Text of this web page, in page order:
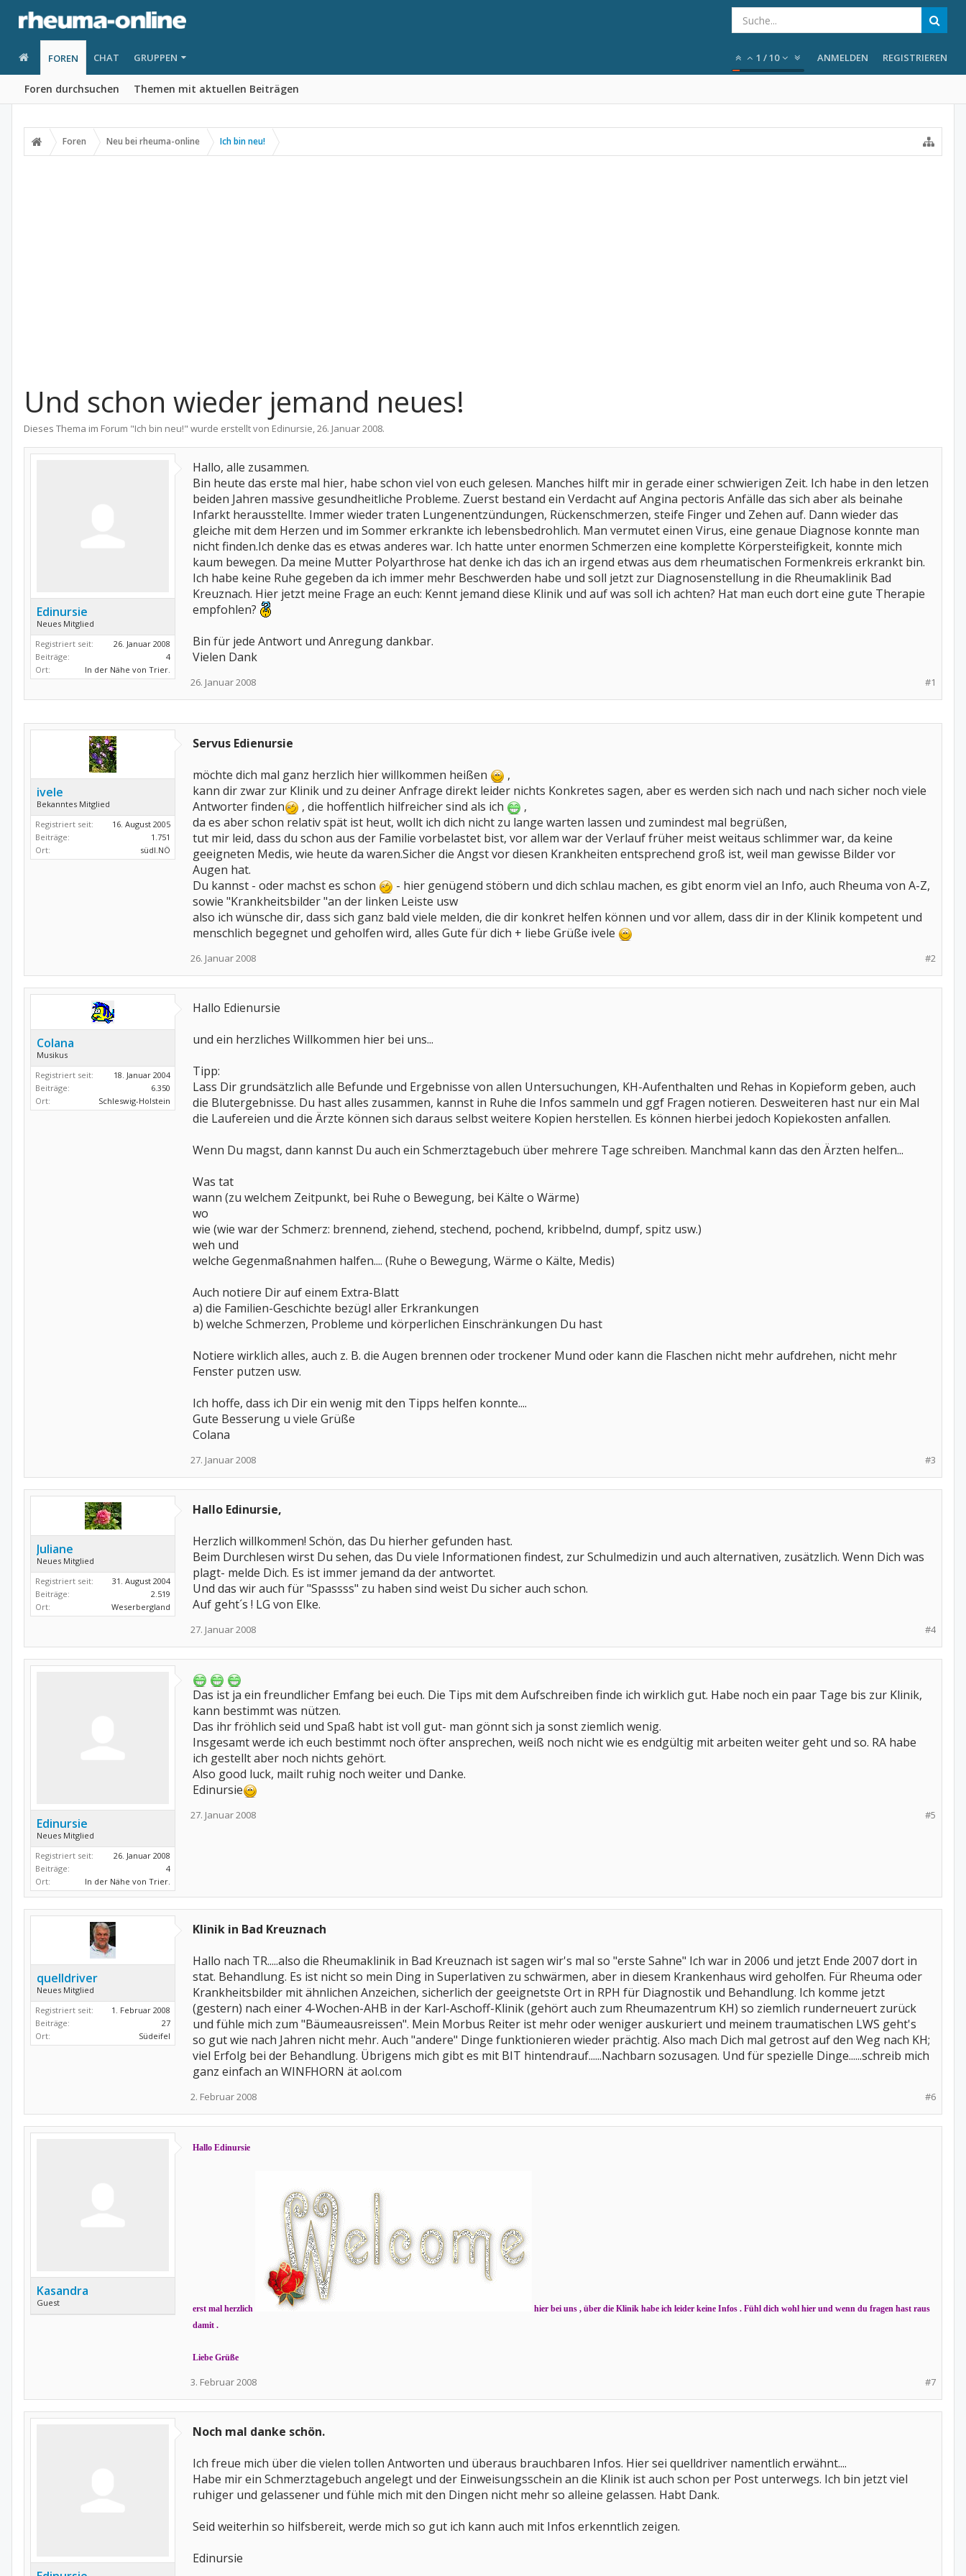
FOREN
Foren durchsuchen Themen mit aktuellen Beiträgen
CHAT GRUPPEN 1 /10 ANMELDEN REGISTRIEREN
Foren Neu bei rheuma-online Ich bin neu!
Und schon wieder jemand neues!
Dieses Thema im Forum "Ich bin neu!" wurde erstellt von Edinursie,26. Januar 2008.
Edinursie
Neues Mitglied
Registriert seit:
26. Januar 2008
Beiträge:
4
Ort:
In der Nähe von Trier.
Hallo, alle zusammen.
Bin heute das erste mal hier, habe schon viel von euch gelesen. Manches hilft mir in gerade einer schwierigen Zeit. Ich habe in den letzen
beiden Jahren massive gesundheitliche Probleme. Zuerst bestand ein Verdacht auf Angina pectoris Anfälle das sich aber als beinahe
Infarkt herausstellte. Immer wieder traten Lungenentzündungen, Rückenschmerzen, steife Finger und Zehen auf. Dann wieder das
gleiche mit dem Herzen und im Sommer erkrankte ich lebensbedrohlich. Man vermutet einen Virus, eine genaue Diagnose konnte man
nicht finden.Ich denke das es etwas anderes war. Ich hatte unter enormen Schmerzen eine komplette Körpersteifigkeit, konnte mich
kaum bewegen. Da meine Mutter Polyarthrose hat denke ich das ich an irgend etwas aus dem rheumatischen Formenkreis erkrankt bin.
Ich habe keine Ruhe gegeben da ich immer mehr Beschwerden habe und soll jetzt zur Diagnosenstellung in die Rheumaklinik Bad
Kreuznach. Hier jetzt meine Frage an euch: Kennt jemand diese Klinik und auf was soll ich achten? Hat man euch dort eine gute Therapie
empfohlen?
Bin für jede Antwort und Anregung dankbar.
Vielen Dank
#1
26. Januar 2008
ivele
Bekanntes Mitglied
Registriert seit:
16. August 2005
Beiträge:
1.751
Ort:
südl.NÖ
Servus Edienursie
möchte dich mal ganz herzlich hier willkommen heißen
,
kann dir zwar zur Klinik und zu deiner Anfrage direkt leider nichts Konkretes sagen, aber es werden sich nach und nach sicher noch viele
Antworter finden
, die hoffentlich hilfreicher sind als ich
,
da es aber schon relativ spät ist heut, wollt ich dich nicht zu lange warten lassen und zumindest mal begrüßen,
tut mir leid, dass du schon aus der Familie vorbelastet bist, vor allem war der Verlauf früher meist weitaus schlimmer war, da keine
geeigneten Medis, wie heute da waren.Sicher die Angst vor diesen Krankheiten entsprechend groß ist, weil man gewisse Bilder vor
Augen hat.
Du kannst - oder machst es schon
- hier genügend stöbern und dich schlau machen, es gibt enorm viel an Info, auch Rheuma von A-Z,
sowie "Krankheitsbilder "an der linken Leiste usw
also ich wünsche dir, dass sich ganz bald viele melden, die dir konkret helfen können und vor allem, dass dir in der Klinik kompetent und
menschlich begegnet und geholfen wird, alles Gute für dich + liebe Grüße ivele
#2
26. Januar 2008
Colana
Musikus
Registriert seit:
18. Januar 2004
Beiträge:
6.350
Ort:
Schleswig-Holstein
Hallo Edienursie
und ein herzliches Willkommen hier bei uns...
Tipp:
Lass Dir grundsätzlich alle Befunde und Ergebnisse von allen Untersuchungen, KH-Aufenthalten und Rehas in Kopieform geben, auch
die Blutergebnisse. Du hast alles zusammen, kannst in Ruhe die Infos sammeln und ggf Fragen notieren. Desweiteren hast nur ein Mal
die Laufereien und die Ärzte können sich daraus selbst weitere Kopien herstellen. Es können hierbei jedoch Kopiekosten anfallen.
Wenn Du magst, dann kannst Du auch ein Schmerztagebuch über mehrere Tage schreiben. Manchmal kann das den Ärzten helfen...
Was tat
wann (zu welchem Zeitpunkt, bei Ruhe o Bewegung, bei Kälte o Wärme)
wo
wie (wie war der Schmerz: brennend, ziehend, stechend, pochend, kribbelnd, dumpf, spitz usw.)
weh und
welche Gegenmaßnahmen halfen.... (Ruhe o Bewegung, Wärme o Kälte, Medis)
Auch notiere Dir auf einem Extra-Blatt
a) die Familien-Geschichte bezügl aller Erkrankungen
b) welche Schmerzen, Probleme und körperlichen Einschränkungen Du hast
Notiere wirklich alles, auch z. B. die Augen brennen oder trockener Mund oder kann die Flaschen nicht mehr aufdrehen, nicht mehr
Fenster putzen usw.
Ich hoffe, dass ich Dir ein wenig mit den Tipps helfen konnte....
Gute Besserung u viele Grüße
Colana
#3
27. Januar 2008
Juliane
Neues Mitglied
Registriert seit:
31. August 2004
Beiträge:
2.519
Ort:
Weserbergland
Hallo Edinursie,
Herzlich willkommen! Schön, das Du hierher gefunden hast.
Beim Durchlesen wirst Du sehen, das Du viele Informationen findest, zur Schulmedizin und auch alternativen, zusätzlich. Wenn Dich was
plagt- melde Dich. Es ist immer jemand da der antwortet.
Und das wir auch für "Spassss" zu haben sind weist Du sicher auch schon.
Auf geht´s ! LG von Elke.
#4
27. Januar 2008
Edinursie
Neues Mitglied
Registriert seit:
26. Januar 2008
Beiträge:
4
Ort:
In der Nähe von Trier.
Das ist ja ein freundlicher Emfang bei euch. Die Tips mit dem Aufschreiben finde ich wirklich gut. Habe noch ein paar Tage bis zur Klinik,
kann bestimmt was nützen.
Das ihr fröhlich seid und Spaß habt ist voll gut- man gönnt sich ja sonst ziemlich wenig.
Insgesamt werde ich euch bestimmt noch öfter ansprechen, weiß noch nicht wie es endgültig mit arbeiten weiter geht und so. RA habe
ich gestellt aber noch nichts gehört.
Also good luck, mailt ruhig noch weiter und Danke.
Edinursie
#5
27. Januar 2008
quelldriver
Neues Mitglied
Registriert seit:
1. Februar 2008
Beiträge:
27
Ort:
Südeifel
Klinik in Bad Kreuznach
Hallo nach TR.....also die Rheumaklinik in Bad Kreuznach ist sagen wir's mal so "erste Sahne" Ich war in 2006 und jetzt Ende 2007 dort in
stat. Behandlung. Es ist nicht so mein Ding in Superlativen zu schwärmen, aber in diesem Krankenhaus wird geholfen. Für Rheuma oder
Krankheitsbilder mit ähnlichen Anzeichen, sicherlich der geeignetste Ort in RPH für Diagnostik und Behandlung. Ich komme jetzt
(gestern) nach einer 4-Wochen-AHB in der Karl-Aschoff-Klinik (gehört auch zum Rheumazentrum KH) so ziemlich runderneuert zurück
und fühle mich zum "Bäumeausreissen". Mein Morbus Reiter ist mehr oder weniger auskuriert und meinem traumatischen LWS geht's
so gut wie nach Jahren nicht mehr. Auch "andere" Dinge funktionieren wieder prächtig. Also mach Dich mal getrost auf den Weg nach KH;
viel Erfolg bei der Behandlung. Übrigens mich gibt es mit BIT hintendrauf......Nachbarn sozusagen. Und für spezielle Dinge......schreib mich
ganz einfach an WINFHORN ät aol.com
#6
2. Februar 2008
Kasandra
Guest
Hallo Edinursie
erst mal herzlich
hier bei uns , über die Klinik habe ich leider keine Infos . Fühl dich wohl hier und wenn du fragen hast raus
damit .
Liebe Grüße
#7
3. Februar 2008
Noch mal danke schön.
Ich freue mich über die vielen tollen Antworten und überaus brauchbaren Infos. Hier sei quelldriver namentlich erwähnt....
Habe mir ein Schmerztagebuch angelegt und der Einweisungsschein an die Klinik ist auch schon per Post unterwegs. Ich bin jetzt viel
ruhiger und gelassener und fühle mich mit den Dingen nicht mehr so alleine gelassen. Habt Dank.
Seid weiterhin so hilfsbereit, werde mich so gut ich kann auch mit Infos erkenntlich zeigen.
Edinursie